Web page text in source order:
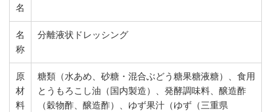
名
名
称
分離液状ドレッシング
原
材
料
糖類（水あめ、砂糖・混合ぶどう糖果糖液糖）、食用
とうもろこし油（国内製造）、発酵調味料、醸造酢
（穀物酢、醸造酢）、ゆず果汁（ゆず（三重県